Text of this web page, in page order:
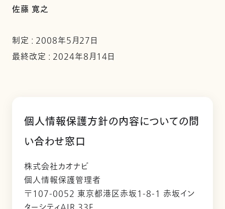
佐藤 寛之
制定 : 2008年5月27日
最終改定 : 2024年8月14日
個人情報保護方針の内容についての問
い合わせ窓口
株式会社カオナビ
個人情報保護管理者
〒107-0052 東京都港区赤坂1-8-1 赤坂イン